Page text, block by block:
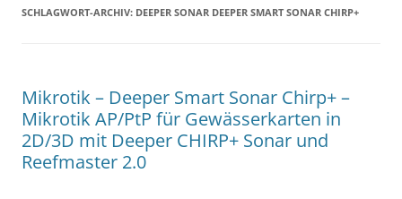
SCHLAGWORT-ARCHIV: DEEPER SONAR DEEPER SMART SONAR CHIRP+
Mikrotik – Deeper Smart Sonar Chirp+ –
Mikrotik AP/PtP für Gewässerkarten in
2D/3D mit Deeper CHIRP+ Sonar und
Reefmaster 2.0